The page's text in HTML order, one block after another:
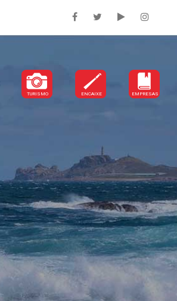
TURISMO ENCAIXE EMPRESAS